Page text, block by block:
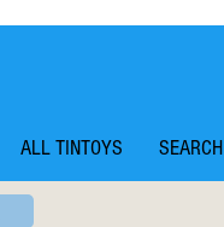
ALL TINTOYS SEARCH